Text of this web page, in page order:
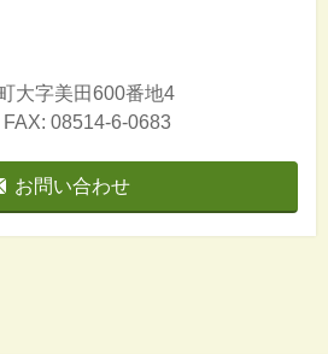
大字美田600番地4
08514-6-0683
お問い合わせ